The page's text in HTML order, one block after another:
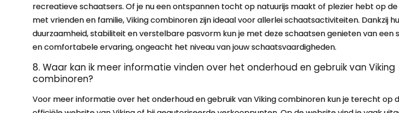
recreatieve schaatsers. Of je nu een ontspannen tocht op natuurijs maakt of plezier hebt op de
met vrienden en familie, Viking combinoren zijn ideaal voor allerlei schaatsactiviteiten. Dankzij
duurzaamheid, stabiliteit en verstelbare pasvorm kun je met deze schaatsen genieten van een
en comfortabele ervaring, ongeacht het niveau van jouw schaatsvaardigheden.
8. Waar kan ik meer informatie vinden over het onderhoud en gebruik van Viking
combinoren?
Voor meer informatie over het onderhoud en gebruik van Viking combinoren kun je terecht op